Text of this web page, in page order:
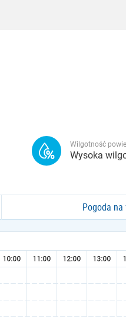
Wilgotność
Wysoka
Pogoda na